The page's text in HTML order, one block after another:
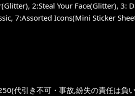
2:Steal Your Face(Glitter), 3:
7:Assorted Icons(Mini Sticker
代引き不可・事故,紛失の責任は負